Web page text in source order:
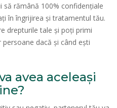
rămână 100% confidențiale
în îngrijirea și tratamentul tău.
drepturile tale și poți primi
dacă și când ești
avea aceleași